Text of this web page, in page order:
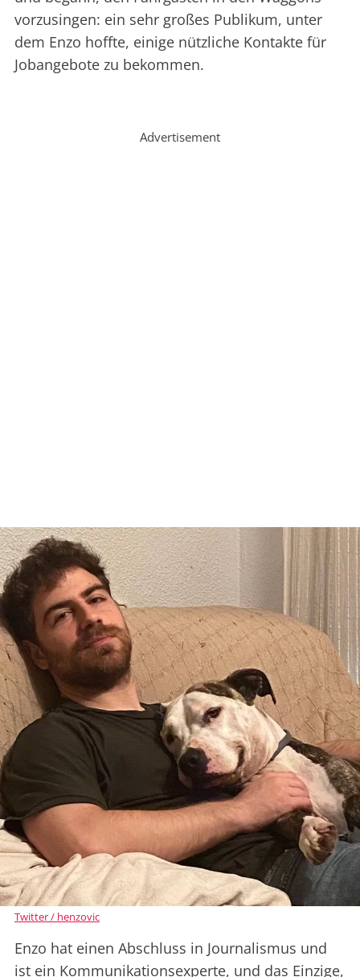
vorzusingen: ein sehr großes Publikum, unter
dem Enzo hoffte, einige nützliche Kontakte für
Jobangebote zu bekommen.
Advertisement
Twitter / henzovic
Enzo hat einen Abschluss in Journalismus und
ist ein Kommunikationsexperte, und das Einzige,